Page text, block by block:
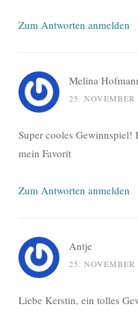
Zum Antworten anmelden
Melina
25.
Super cooles
mein Favorit
Zum Antworten anmelden
Antje
25.
Liebe Kerstin, ein tolles